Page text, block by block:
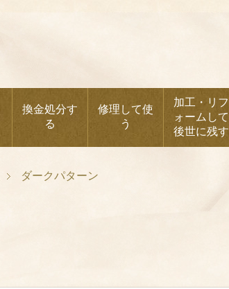
換金処分す
る
修理して使
う
加工・リフ
ォームして
後世に残す
ダークパターン